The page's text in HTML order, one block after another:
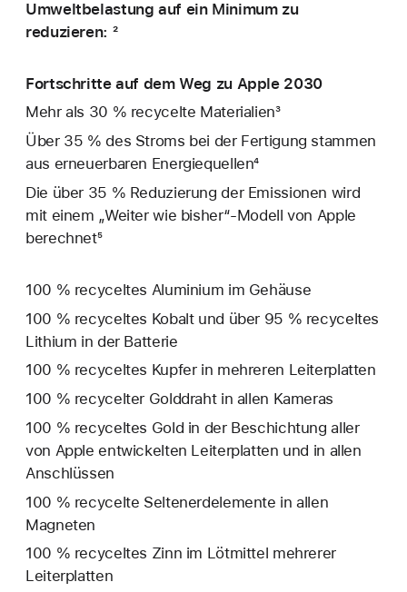
Umweltbelastung auf ein Minimum zu
reduzieren: ²
Fortschritte auf dem Weg zu Apple 2030
Mehr als 30 % recycelte Materialien³
Über 35 % des Stroms bei der Fertigung stammen
aus erneuerbaren Energiequellen⁴
Die über 35 % Reduzierung der Emissionen wird
mit einem „Weiter wie bisher“-Modell von Apple
berechnet⁵
100 % recyceltes Aluminium im Gehäuse
100 % recyceltes Kobalt und über 95 % recyceltes
Lithium in der Batterie
100 % recyceltes Kupfer in mehreren Leiterplatten
100 % recycelter Golddraht in allen Kameras
100 % recyceltes Gold in der Beschichtung aller
von Apple entwickelten Leiterplatten und in allen
Anschlüssen
100 % recycelte Seltenerd­elemente in allen
Magneten
100 % recyceltes Zinn im Lötmittel mehrerer
Leiterplatten